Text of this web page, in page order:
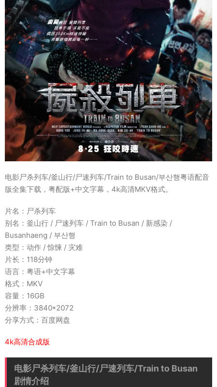
电影尸杀列车/釜山行/尸速列车/Train to Busan/부산행粤语配音
版全集下载，粤配版+中文字幕，4k高清MKV格式。
片名：尸杀列车
别名：釜山行 / 尸速列车 / Train to Busan / 新感染 /
Busanhaeng / 부산행
类型：动作 / 惊悚 / 灾难
片长：118分钟
语言：粤语+中文字幕
格式：MKV
容量：16GB
分辨率：3840*2072
分享方式：百度网盘
4k高清合成版
电影尸杀列车/釜山行/尸速列车/Train to Busan
剧情介绍